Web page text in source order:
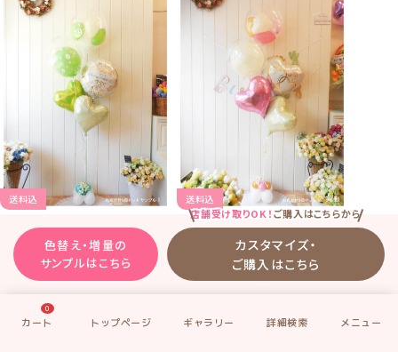
色替え・増量の
サンプルはこちら
店舗受け取りOK！ご購入はこちらから
カスタマイズ・
ご購入はこちら
送料込
ギャラリーNo.oma5-S01
「オマカセ5コセット」のサン
プル1
ウエディングのお祝いに
淡いブルーグリーン系
送料込
ギャラリーNo.oma5-S02
「オマカセ5コセット」のサン
プル2
淡いピンク・白アイボリー
0